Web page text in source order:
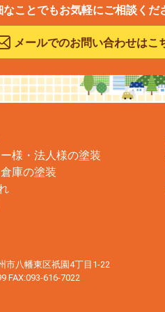
なことでもお気軽にご相談くだ
メールでのお問い合わせはこ
様・法人様の塗装
庫の塗装
市八幡東区祇園4丁目1-22
FAX:093-616-7022